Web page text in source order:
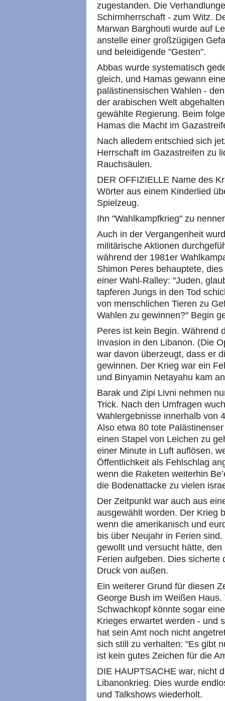
zugestanden. Die
Schirmherrschaft - zum Witz.
Marwan Barghouti wurde auf
anstelle einer großzügigen
und beleidigende "Gesten".
Abbas wurde systematisch
gleich, und Hamas gewann
palästinensischen Wahlen -
der arabischen Welt
gewählte Regierung. Beim
Hamas die Macht im
Nach alledem entschied sich
Herrschaft im Gazastreifen zu
Rauchsäulen.
DER OFFIZIELLE Name des
Wörter aus einem Kinderlied
Spielzeug.
Ihn "Wahlkampfkrieg" zu
Auch in der Vergangenheit
militärische Aktionen
während der 1981er
Shimon Peres behauptete,
einer Wahl-Ralley: "Juden,
tapferen Jungs in den Tod
von menschlichen Tieren zu
Wahlen zu gewinnen?" Begin
Peres ist kein Begin. Während
Invasion in den Libanon. (Die
war davon überzeugt, dass er
gewinnen. Der Krieg war ein
und Binyamin Netayahu kam
Barak und Zipi Livni nehmen
Trick. Nach den Umfragen
Wahlergebnisse innerhalb von
Also etwa 80 tote
einen Stapel von Leichen zu
einer Minute in Luft auflösen,
Öffentlichkeit als Fehlschlag
wenn die Raketen weiterhin
die Bodenattacke zu vielen
Der Zeitpunkt war auch aus
ausgewählt worden. Der Krieg
wenn die amerikanisch und
bis über Neujahr in Ferien
gewollt und versucht hätte,
Ferien aufgeben. Dies sicherte
Druck von außen.
Ein weiterer Grund für diesen
George Bush im Weißen
Schwachkopf könnte sogar
Krieges erwartet werden - und
hat sein Amt noch nicht
sich still zu verhalten: "Es gibt
ist kein gutes Zeichen für die
DIE HAUPTSACHE war, nicht
Libanonkrieg. Dies wurde
und Talkshows wiederholt.